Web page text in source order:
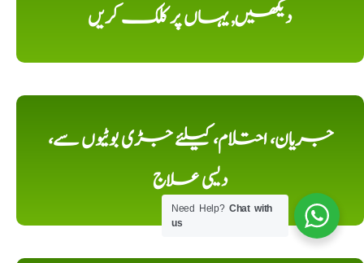
دیکھیں, یہاں پر کلک کریں
جریان، احتلام، کیلئے جڑی بوٹیوں سے،
دیسی علاج
Need Help?Chat with
us